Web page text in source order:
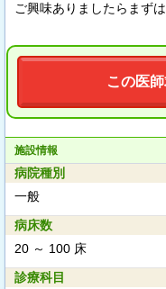
ご興味ありましたらまず
この医
施設情報
病院種別
一般
病床数
20 ～ 100 床
診療科目